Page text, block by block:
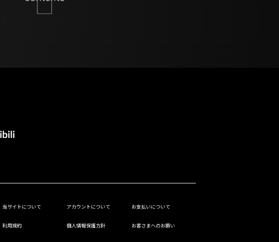
当サイトについて アカウントについて お支払いについて
利用規約 個人情報保護方針 お客さまへのお願い